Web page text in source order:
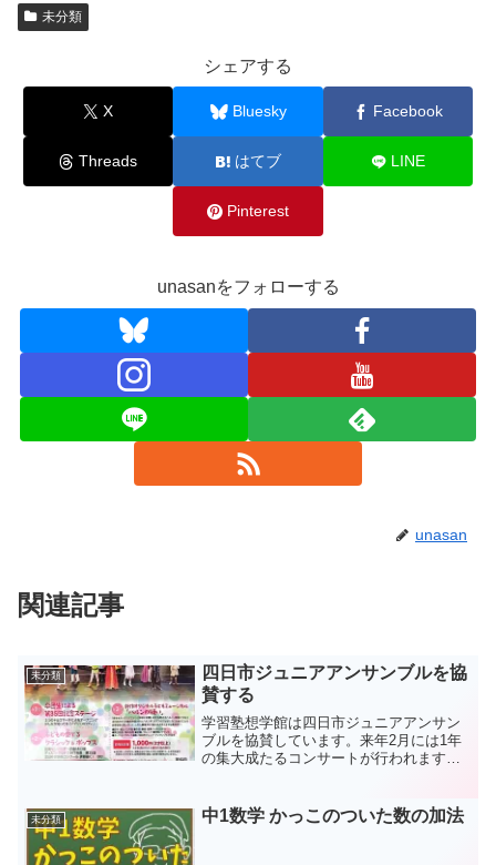
未分類
シェアする
X Bluesky Facebook
Threads はてブ LINE
Pinterest
unasanをフォローする
unasan
関連記事
未分類
四日市ジュニアアンサンブルを協
賛する
学習塾想学館は四日市ジュニアアンサン
ブルを協賛しています。来年2月には1年
の集大成たるコンサートが行われます。
のある方はぜひ見に行ってあげてくださ
い。子供たちの励みにな...
未分類 中1数学 かっこのついた数の加法